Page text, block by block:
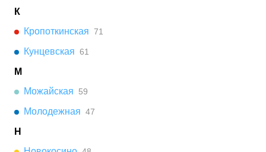
К
Кропоткинская 71
Кунцевская 61
М
Можайская
59
Молодежная 47
Н